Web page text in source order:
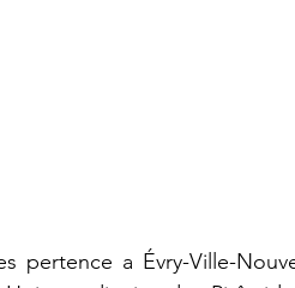
pertence a Évry-Ville-